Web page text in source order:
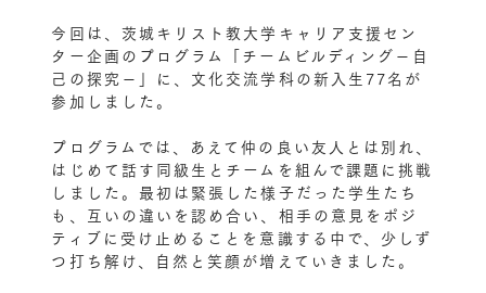
今回は、茨城キリスト教大学キャリア支援セン
ター企画のプログラム「チームビルディング－自
己の探究－」に、文化交流学科の新入生77名が
参加しました。
プログラムでは、あえて仲の良い友人とは別れ、
はじめて話す同級生とチームを組んで課題に挑戦
しました。最初は緊張した様子だった学生たち
も、互いの違いを認め合い、相手の意見をポジ
ティブに受け止めることを意識する中で、少しず
つ打ち解け、自然と笑顔が増えていきました。